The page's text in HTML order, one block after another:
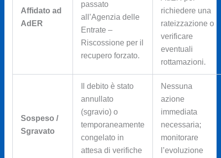
Affidato ad
AdER
passato
all’Agenzia delle
Entrate –
Riscossione per il
recupero forzato.
richiedere una
rateizzazione o
verificare
eventuali
rottamazioni.
Sospeso /
Sgravato
Il debito è stato
annullato
(sgravio) o
temporaneamente
congelato in
attesa di verifiche
Nessuna
azione
immediata
necessaria;
monitorare
l’evoluzione